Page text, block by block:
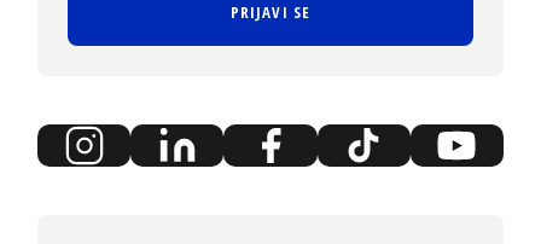
PRIJAVI SE